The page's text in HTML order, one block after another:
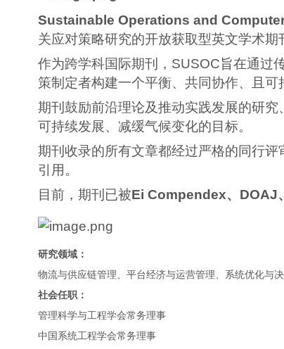
Sustainable Operations and
关应对策略研究的开放获取型英文学术期
作为跨学科国际期刊，SUSOC旨在通过
策制定者构建一个平衡、共同协作、且可
期刊鼓励前沿理论及推动实践发展的研
可持续发展、减缓气候变化的目标。
期刊收录的所有文章都经过严格的同行
引用。
目前，期刊已被Ei Compendex、DOAJ
研究领域：
物流与供应链管理、平台经济与运营管理、系统优化与
社会任职：
管理科学与工程学会常务理事
中国系统工程学会常务理事